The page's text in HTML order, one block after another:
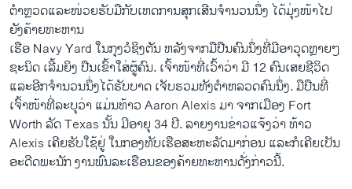
ຕຳຫຼວດແລະໜ່ວຍຮັບມືກັບເຫດການສຸກເສີນຈຳນວນນຶ່ງ ໄດ້ມຸ່ງໜ້າໄປ
ຍັງຄ້າຍທະຫານ
ເຮືອ Navy Yard ໃນກຸງວໍຊິງຕັນ ຫລັງຈາກມືປືນຄົນນຶ່ງທີ່ມີອາວຸດຫຼາຍໆ
ຊະນິດ ເລີ້ມຍິງ ປືນເຂົ້າໃສ່ຜູ້ຄົນ. ເຈົ້າໜ້າທີ່ເວົ້າວ່າ ມີ 12 ຄົນເສຍຊີວິດ
ແລະອີກຈຳນວນນຶ່ງໄດ້ຮັບບາດ ເຈັບຮວມທັງຕຳຫລວດຄົນນຶ່ງ. ມືປືນທີ່
ເຈົ້າໜ້າທີ່ລະບຸວ່າ ແມ່ນທ້າວ Aaron Alexis ມາ ຈາກເມືອງ Fort
Worth ລັດ Texas ນັ້ນ ມີອາຍຸ 34 ປີ. ລາຍງານຂ່າວແຈ້ງວ່າ ທ້າວ
Alexis ເຄີຍຮັບໃຊ້ຢູ່ ໃນກອງທັບເຮືອສະຫະລັດມາກ່ອນ ແລະກໍເຄີຍເປັນ
ອະດີດພະນັກ ງານພົນລະເຮືອນຂອງຄ້າຍທະຫານດັ່ງກ່າວນີ້.